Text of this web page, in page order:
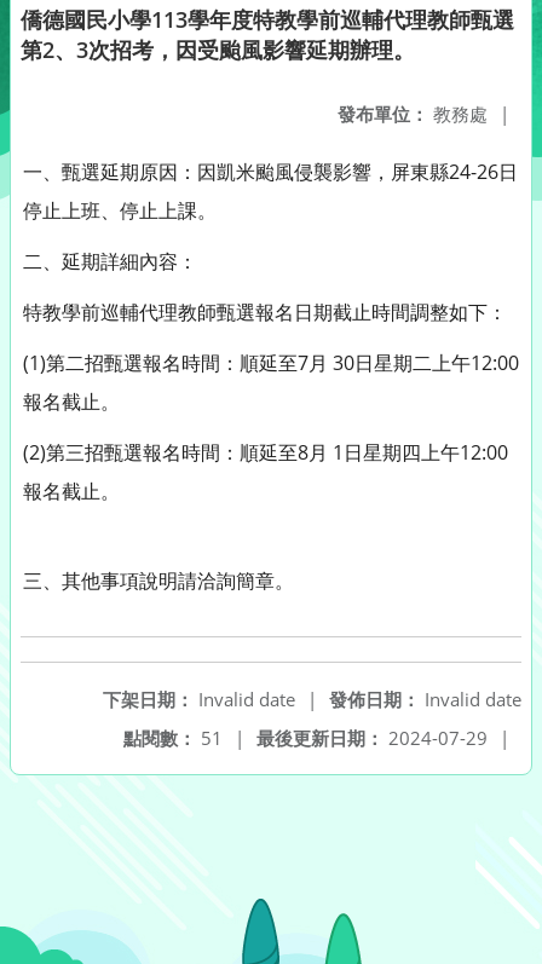
僑德國民小學113學年度特教學前巡輔代理教師甄選
第2、3次招考，因受颱風影響延期辦理。
發布單位： 教務處 |
一、甄選延期原因：因凱米颱風侵襲影響，屏東縣24-26日
停止上班、停止上課。
二、延期詳細內容：
特教學前巡輔代理教師甄選報名日期截止時間調整如下：
(1)第二招甄選報名時間：順延至7月 30日星期二上午12:00
報名截止。
(2)第三招甄選報名時間：順延至8月 1日星期四上午12:00
報名截止。
三、其他事項說明請洽詢簡章。
發佈日期： Invalid date
下架日期： Invalid date
|
最後更新日期： 2024-07-29 |
點閱數： 51 |